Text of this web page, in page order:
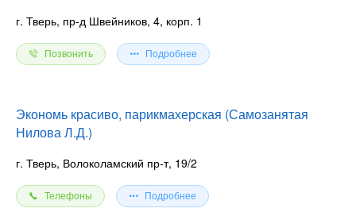
г. Тверь, пр-д Швейников, 4, корп. 1
Позвонить Подробнее
Экономь красиво, парикмахерская (Самозанятая
Нилова Л.Д.)
г. Тверь, Волоколамский пр-т, 19/2
Телефоны Подробнее